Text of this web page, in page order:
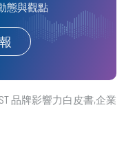
態與觀點
品牌影響力白皮書 企業